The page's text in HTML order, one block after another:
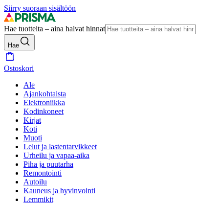
Siirry suoraan sisältöön
Hae tuotteita – aina halvat hinnat
Hae
Ostoskori
Ale
Ajankohtaista
Elektroniikka
Kodinkoneet
Kirjat
Koti
Muoti
Lelut ja lastentarvikkeet
Urheilu ja vapaa-aika
Piha ja puutarha
Remontointi
Autoilu
Kauneus ja hyvinvointi
Lemmikit